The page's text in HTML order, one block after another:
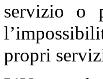
servizio o
propri